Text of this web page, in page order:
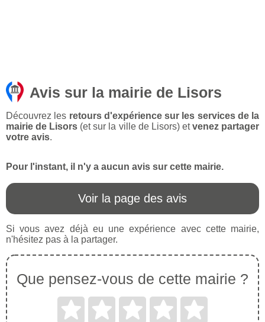
Avis sur la mairie de Lisors
Découvrez les retours d'expérience sur les services de la
mairie de Lisors (et sur la ville de Lisors) etvenez partager
votre avis.
Pour l'instant, il n'y a aucun avis sur cette mairie.
Voir la page des avis
Si vous avez déjà eu une expérience avec cette mairie,
n'hésitez pas à la partager.
Que pensez-vous de cette mairie ?